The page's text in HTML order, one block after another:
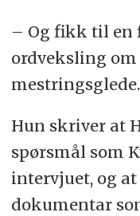
– Og fikk til en
ordveksling
mestringsglede.
Hun skriver at
spørsmål som
intervjuet, og
dokumentar